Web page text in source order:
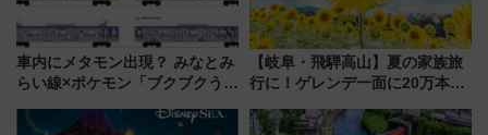
車内にメタモン出現？ みなとみ
らい線×ポケモン「ブクブクうみ
行開始に！ この夏は直通列車で
【岐阜・飛騨高山】夏の家族旅
行に！ゲレンデ一面に20万本の
アひまわり園」開園